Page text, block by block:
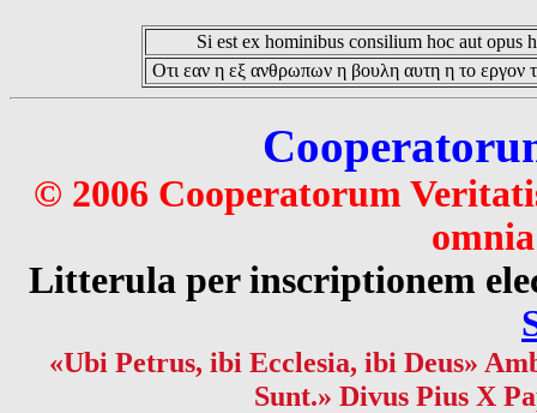
Si est ex hominibus consilium hoc aut opus
Οτι εαν η εξ ανθρωπων η βουλη αυτη η το εργον
© 2006 Cooperatorum
Litterula per inscriptionem
«Ubi Petrus, ibi Ecclesia, ibi Deus»
Sunt.» Divus Pius X